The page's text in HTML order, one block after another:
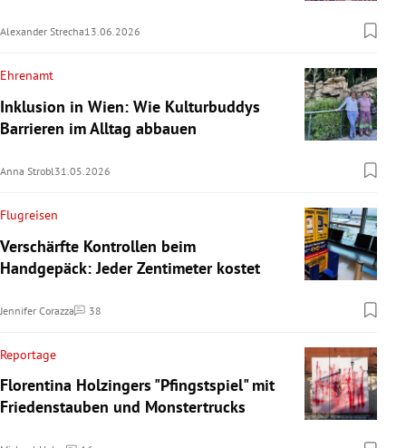
Alexander Strecha13.06.2026
Ehrenamt
Inklusion in Wien: Wie Kulturbuddys
Barrieren im Alltag abbauen
Anna Strobl 31.05.2026
Flugreisen
Verschärfte Kontrollen beim
Handgepäck: Jeder Zentimeter kostet
Jennifer Corazza 38
Kommentare
Reportage
Florentina Holzingers "Pfingstspiel" mit
Friedenstauben und Monstertrucks